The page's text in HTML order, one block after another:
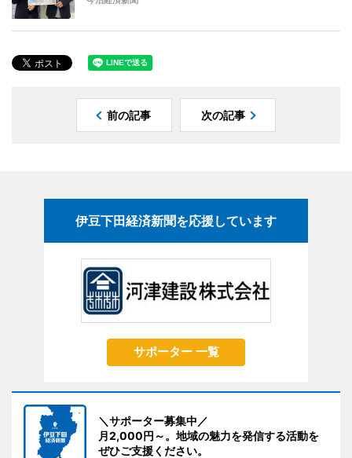
前の記事 次の記事
伊豆下田経済新聞を応援しています
サポーター 一覧
＼サポーター募集中／
月2,000円～。地域の魅力を発信する活動を
ぜひご支援ください。